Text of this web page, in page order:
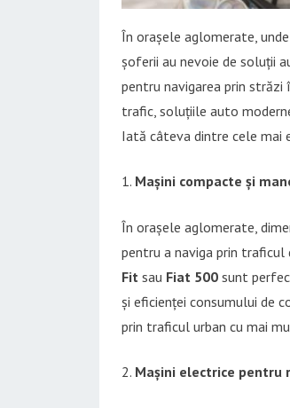
În orașele aglomerate,
șoferii au nevoie de soluții
pentru navigarea prin
trafic, soluțiile auto
Iată câteva dintre cele mai
Mașini compacte și
În orașele aglomerate,
pentru a naviga prin traficul
Fit sau Fiat 500 sunt
și eficienței consumului de
prin traficul urban cu mai
Mașini electrice pentru